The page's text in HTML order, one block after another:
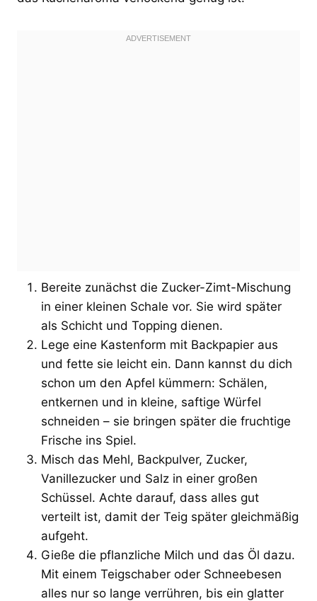
Bereite zunächst die Zucker-Zimt-Mischung
in einer kleinen Schale vor. Sie wird später
als Schicht und Topping dienen.
Lege eine Kastenform mit Backpapier aus
und fette sie leicht ein. Dann kannst du dich
schon um den Apfel kümmern: Schälen,
entkernen und in kleine, saftige Würfel
schneiden – sie bringen später die fruchtige
Frische ins Spiel.
Misch das Mehl, Backpulver, Zucker,
Vanillezucker und Salz in einer großen
Schüssel. Achte darauf, dass alles gut
verteilt ist, damit der Teig später gleichmäßig
aufgeht.
Gieße die pflanzliche Milch und das Öl dazu.
Mit einem Teigschaber oder Schneebesen
alles nur so lange verrühren, bis ein glatter